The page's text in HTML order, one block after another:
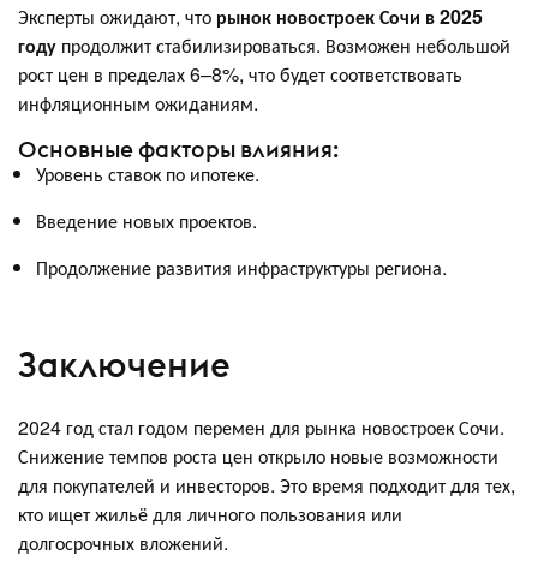
Эксперты ожидают, что рынок новостроек Сочи в 2025
году продолжит стабилизироваться. Возможен небольшой
рост цен в пределах 6–8%, что будет соответствовать
инфляционным ожиданиям.
Основные факторы влияния:
Уровень ставок по ипотеке.
Введение новых проектов.
Продолжение развития инфраструктуры региона.
Заключение
2024 год стал годом перемен для рынка новостроек Сочи.
Снижение темпов роста цен открыло новые возможности
для покупателей и инвесторов. Это время подходит для тех,
кто ищет жильё для личного пользования или
долгосрочных вложений.